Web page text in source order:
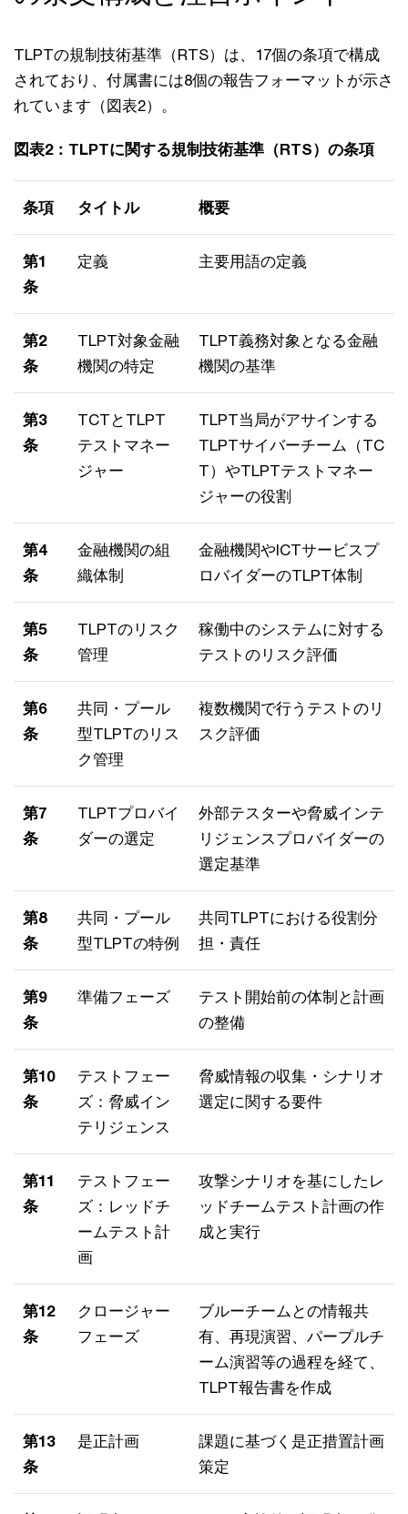
TLPTの規制技術基準（RTS）は、17個の条項で構成
されており、付属書には8個の報告フォーマットが示さ
れています（図表2）。
図表2：TLPTに関する規制技術基準（RTS）の条項
条項 タイトル 概要
第1
条
定義 主要用語の定義
第2
条
TLPT対象金融
機関の特定
TLPT義務対象となる金融
機関の基準
第3
条
TCTとTLPT
テストマネー
ジャー
TLPT当局がアサインする
TLPTサイバーチーム（TC
T）やTLPTテストマネー
ジャーの役割
第4
条
金融機関の組
織体制
金融機関やICTサービスプ
ロバイダーのTLPT体制
第5
条
TLPTのリスク
管理
稼働中のシステムに対する
テストのリスク評価
第6
条
共同・プール
型TLPTのリス
ク管理
複数機関で行うテストのリ
スク評価
第7
条
TLPTプロバイ
ダーの選定
外部テスターや脅威インテ
リジェンスプロバイダーの
選定基準
第8
条
共同・プール
型TLPTの特例
共同TLPTにおける役割分
担・責任
第9
条
準備フェーズ
テスト開始前の体制と計画
の整備
第10
条
テストフェー
ズ：脅威イン
テリジェンス
脅威情報の収集・シナリオ
選定に関する要件
第11
条
テストフェー
ズ：レッドチ
ームテスト計
画
攻撃シナリオを基にしたレ
ッドチームテスト計画の作
成と実行
第12
条
クロージャー
フェーズ
ブルーチームとの情報共
有、再現演習、パープルチ
ーム演習等の過程を経て、
TLPT報告書を作成
第13
条
是正計画
課題に基づく是正措置計画
策定